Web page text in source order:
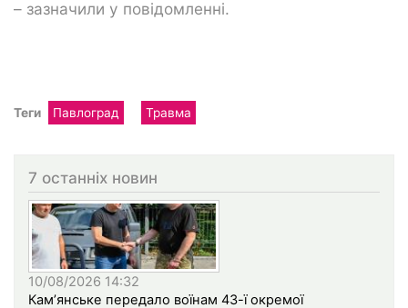
– зазначили у повідомленні.
Теги Павлоград Травма
7 останніх новин
10/08/2026 14:32
Кам’янське передало воїнам 43-ї окремої